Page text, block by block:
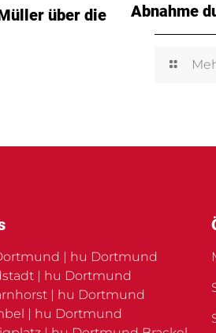
über die
Abnahme
| hu Dortmund
| hu Dortmund
| hu Dortmund
| hu Dortmund